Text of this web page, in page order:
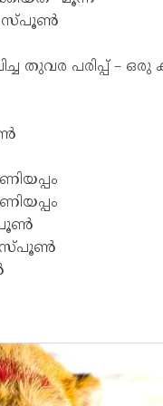
സ്പൂൺ
തുവര പരിപ്പ് – ഒരു
സ്പൂൺ